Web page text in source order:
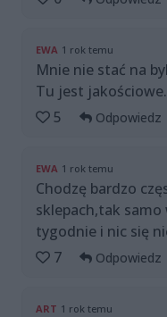
EWA 1 rok temu
Mnie nie stać na
Tu jest jakościowe.
5
Odpowiedz
EWA 1 rok temu
Chodzę bardzo
sklepach,tak samo
tygodnie i nic się
7
Odpowiedz
ART 1 rok temu